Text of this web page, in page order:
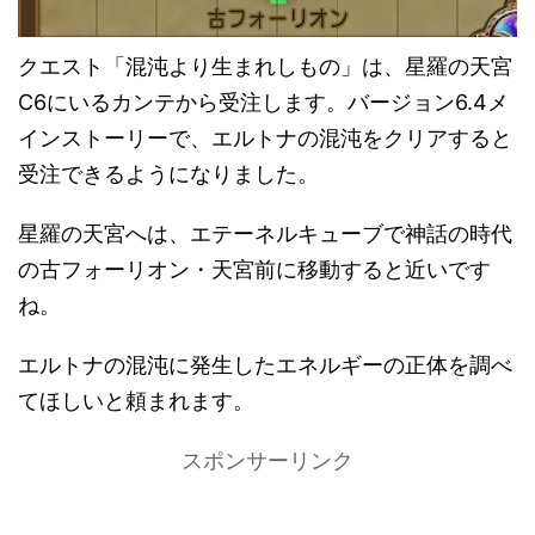
クエスト「混沌より生まれしもの」は、星羅の天宮
C6にいるカンテから受注します。バージョン6.4メ
インストーリーで、エルトナの混沌をクリアすると
受注できるようになりました。
星羅の天宮へは、エテーネルキューブで神話の時代
の古フォーリオン・天宮前に移動すると近いです
ね。
エルトナの混沌に発生したエネルギーの正体を調べ
てほしいと頼まれます。
スポンサーリンク